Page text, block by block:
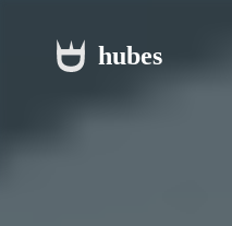
hubes